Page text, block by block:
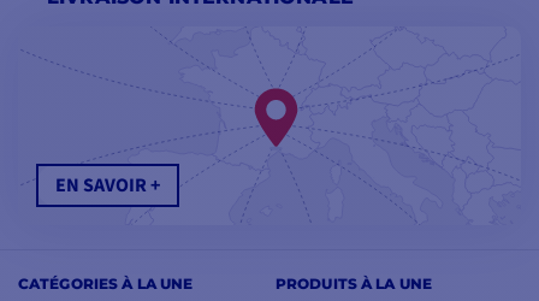
CATÉGORIES À LA UNE PRODUITS À LA UNE
EN SAVOIR +